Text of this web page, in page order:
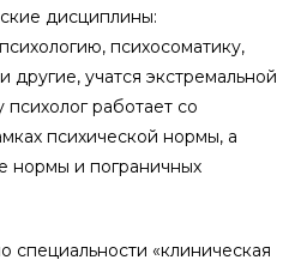
дисциплины:
психосоматику,
другие, учатся экстремальной
работает со
психической нормы, а
нормы и пограничных
«клиническая